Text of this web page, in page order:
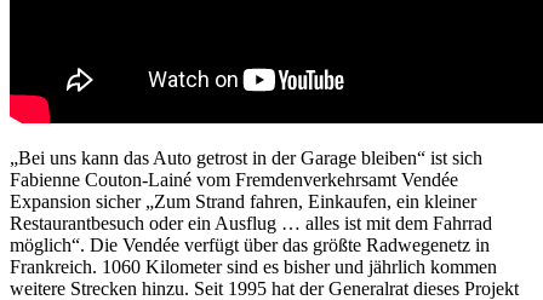
„Bei uns kann das Auto getrost in der Garage bleiben“ ist sich
Fabienne Couton-Lainé vom Fremdenverkehrsamt Vendée
Expansion sicher „Zum Strand fahren, Einkaufen, ein kleiner
Restaurantbesuch oder ein Ausflug … alles ist mit dem Fahrrad
möglich“. Die Vendée verfügt über das größte Radwegenetz in
Frankreich. 1060 Kilometer sind es bisher und jährlich kommen
weitere Strecken hinzu. Seit 1995 hat der Generalrat dieses Projekt